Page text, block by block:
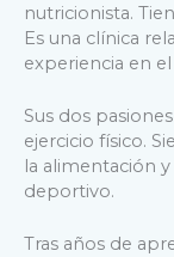
nutricionista.
Es una clínica
experiencia en
Sus dos
ejercicio físico.
la alimentación
deportivo.
Tras años de